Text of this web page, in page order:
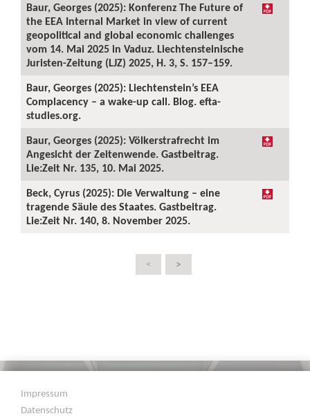
Baur, Georges (2025): Konferenz The Future of
the EEA Internal Market in view of current
geopolitical and global economic challenges
vom 14. Mai 2025 in Vaduz. Liechtensteinische
Juristen-Zeitung (LJZ) 2025, H. 3, S. 157–159.
Baur, Georges (2025): Liechtenstein’s EEA
Complacency – a wake-up call. Blog. efta-
studies.org.
Baur, Georges (2025): Völkerstrafrecht im
Angesicht der Zeitenwende. Gastbeitrag.
Lie:Zeit Nr. 135, 10. Mai 2025.
Beck, Cyrus (2025): Die Verwaltung – eine
tragende Säule des Staates. Gastbeitrag.
Lie:Zeit Nr. 140, 8. November 2025.
< >
Impressum
Datenschutz